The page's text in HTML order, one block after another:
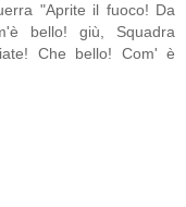
"Aprite il fuoco! Da
bello! giù, Squadra
Che bello! Com' è